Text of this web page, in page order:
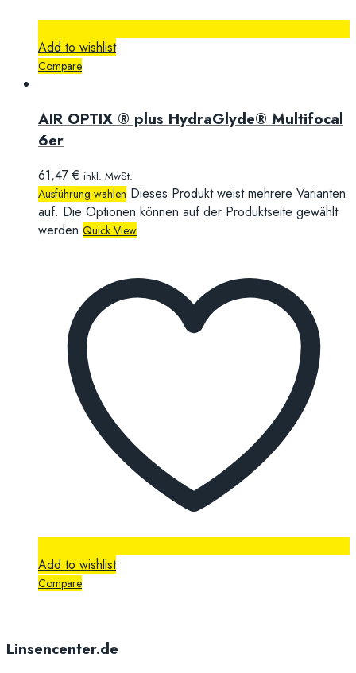
Add to wishlist
Compare
AIR OPTIX ® plus HydraGlyde® Multifocal
6er
61,47€ inkl. MwSt.
Ausführung wählen Dieses Produkt weist mehrere Varianten
auf. Die Optionen können auf der Produktseite gewählt
werden Quick View
Add to wishlist
Compare
Linsencenter.de